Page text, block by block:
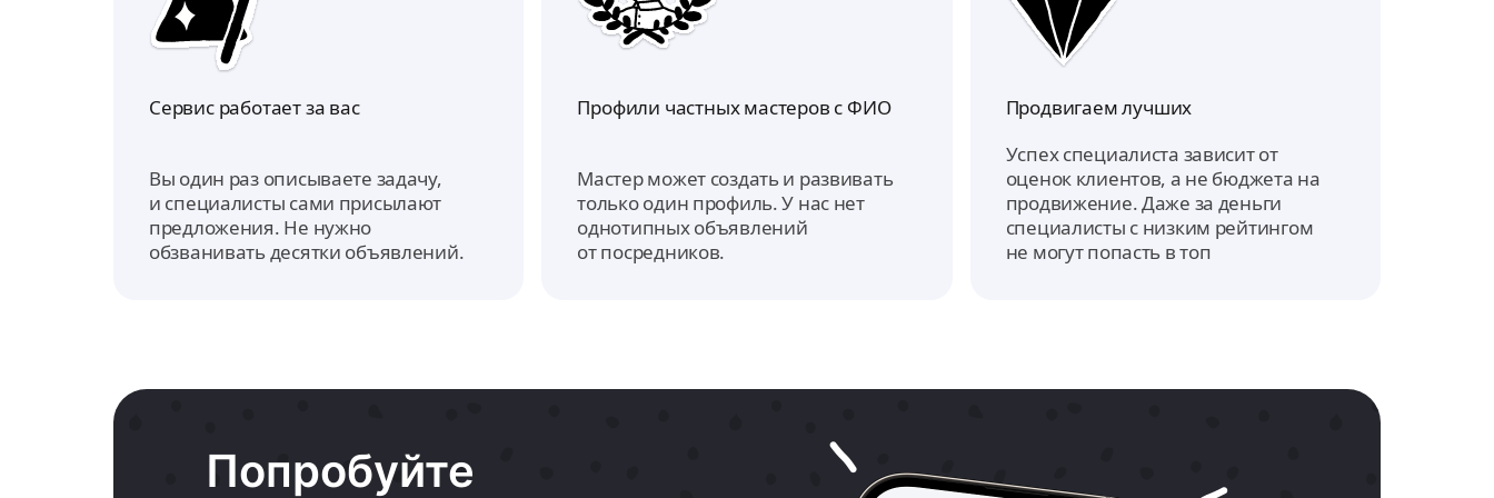
Сервис работает за вас
Вы один раз описываете задачу,
и специалисты сами присылают
предложения. Не нужно
обзванивать десятки объявлений.
Профили частных мастеров с ФИО
Мастер может создать и развивать
только один профиль. У нас нет
однотипных объявлений
от посредников.
Продвигаем лучших
Успех специалиста зависит от
оценок клиентов, а не бюджета на
продвижение. Даже за деньги
специалисты с низким рейтингом
не могут попасть в топ
Попробуйте